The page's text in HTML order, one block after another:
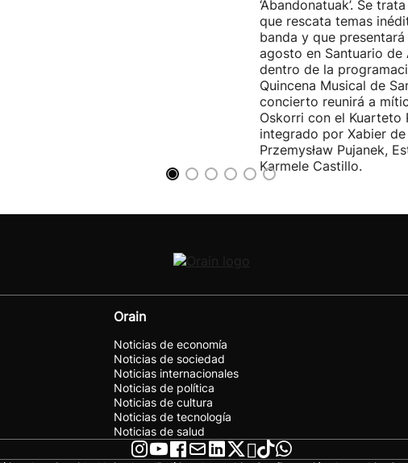
‘Abandonatuak’. Se
que rescata temas
banda y que
agosto en Santuario de
dentro de la
Quincena Musical de
concierto reunirá a
Oskorri con el Kuarteto
integrado por Xabier de
Przemysław Pujanek,
Karmele Castillo.
Orain
Noticias de economía
Noticias de sociedad
Noticias internacionales
Noticias de política
Noticias de cultura
Noticias de tecnología
Noticias de salud